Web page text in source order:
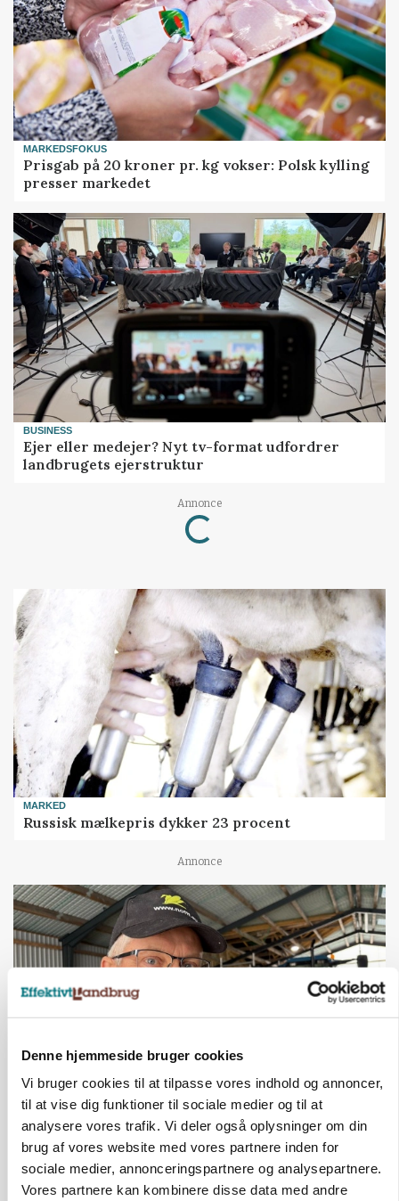
Denne hjemmeside bruger cookies
Vi bruger cookies til at tilpasse vores indhold og annoncer,
til at vise dig funktioner til sociale medier og til at
analysere vores trafik. Vi deler også oplysninger om din
brug af vores website med vores partnere inden for
sociale medier, annonceringspartnere og analysepartnere.
Vores partnere kan kombinere disse data med andre
MARKEDSFOKUS
Prisgab på 20 kroner pr. kg vokser: Polsk kylling
presser markedet
BUSINESS
Ejer eller medejer? Nyt tv-format udfordrer
landbrugets ejerstruktur
Annonce
Loading...
MARKED
Russisk mælkepris dykker 23 procent
Annonce
POLITIK
»Nu stopper I«: Landbrugsdebattør og
protestgruppe vil demonstrere mod ny
gødskningslov
Annonce